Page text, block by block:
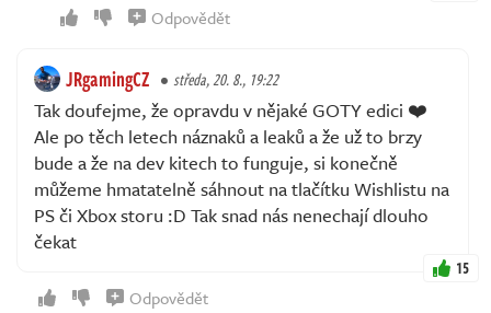
Odpovědět
JRgamingCZ středa, 20. 8., 19:22
Tak doufejme, že opravdu v nějaké GOTY edici ❤️
Ale po těch letech náznaků a leaků a že už to brzy
bude a že na dev kitech to funguje, si konečně
můžeme hmatatelně sáhnout na tlačítku Wishlistu na
PS či Xbox storu :D Tak snad nás nenechají dlouho
čekat
15
Odpovědět